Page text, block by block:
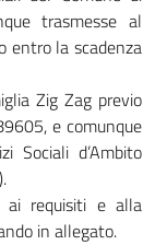
trasmesse al
entro la scadenza
Zig Zag previo
e comunque
Sociali d’Ambito
ai requisiti e alla
in allegato.